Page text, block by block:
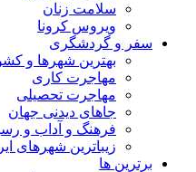
سلامت زنان
ویروس کرونا
سفر و گردشگری
بهترین شهرها و
مهاجرت کاری
مهاجرت تحصیلی
جاهای دیدنی جهان
فرهنگ و آداب و
زیباترین شهرهای
برترین ها